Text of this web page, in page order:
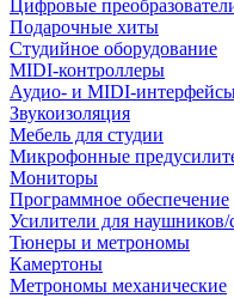
Цифровые
Подарочные хиты
Студийное оборудование
MIDI-контроллеры
Аудио- и MIDI-
Звукоизоляция
Мебель для студии
Микрофонные
Мониторы
Программное обеспечение
Усилители для наушников/
Тюнеры и метрономы
Камертоны
Метрономы механические